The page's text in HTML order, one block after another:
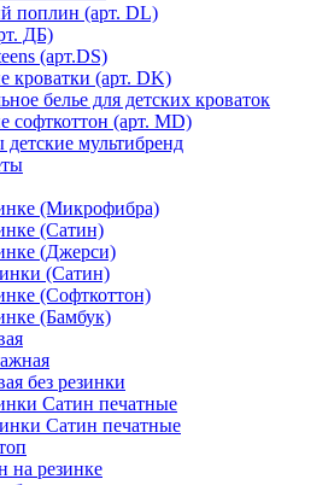
поплин (арт. DL)
ДБ)
(арт.DS)
кроватки (арт. DK)
белье для детских кроваток
софткоттон (арт. MD)
детские мультибренд
(Микрофибра)
(Сатин)
(Джерси)
(Сатин)
(Софткоттон)
(Бамбук)
без резинки
Сатин печатные
Сатин печатные
на резинке